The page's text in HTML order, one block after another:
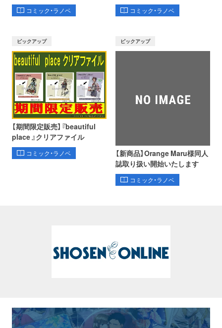
コミック・ラノベ コミック・ラノベ
ピックアップ
【期間限定販売】『beautiful
place 』クリアファイル
コミック・ラノベ
ピックアップ
【新商品】Orange Maru様同人
誌取り扱い開始いたします
コミック・ラノベ